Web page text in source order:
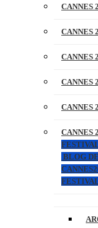
CANNES
CANNES
CANNES
CANNES
CANNES
CANNES
BLOG